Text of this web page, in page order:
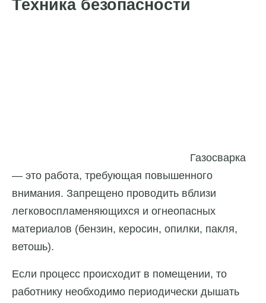
Техника безопасности
Газосварка
— это работа, требующая повышенного
внимания. Запрещено проводить вблизи
легковоспламеняющихся и огнеопасных
материалов (бензин, керосин, опилки, пакля,
ветошь).
Если процесс происходит в помещении, то
работнику необходимо периодически дышать